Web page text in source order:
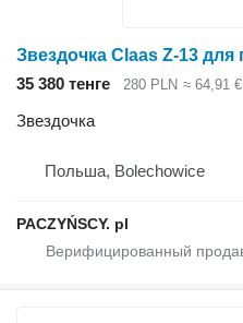
35 380 тенге 280 PLN ≈ 64,91 €
Звездочка
Польша, Bolechowice
PACZYŃSCY. pl